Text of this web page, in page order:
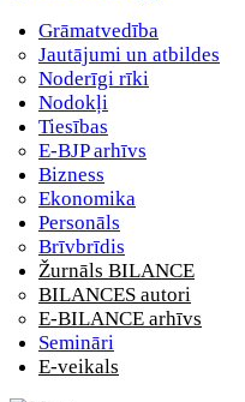
Grāmatvedība
Jautājumi un atbildes
Noderīgi rīki
Nodokļi
Tiesības
E-BJP arhīvs
Bizness
Ekonomika
Personāls
Brīvbrīdis
Žurnāls BILANCE
BILANCES autori
E-BILANCE arhīvs
Semināri
E-veikals